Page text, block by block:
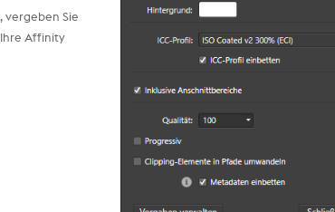
, vergeben Sie
Affinity